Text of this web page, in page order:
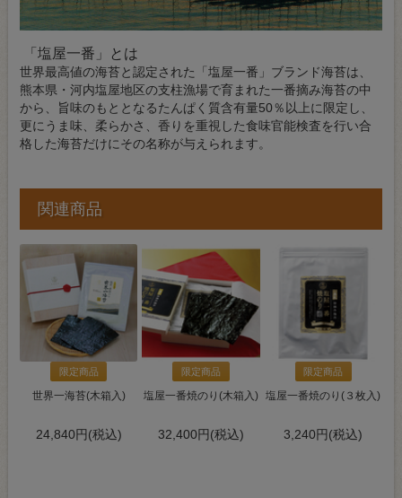
「塩屋一番」とは
世界最高値の海苔と認定された「塩屋一番」ブランド海苔は、
熊本県・河内塩屋地区の支柱漁場で育まれた一番摘み海苔の中
から、旨味のもととなるたんぱく質含有量50％以上に限定し、
更にうま味、柔らかさ、香りを重視した食味官能検査を行い合
格した海苔だけにその名称が与えられます。
関連商品
限定商品
世界一海苔(木箱入)
24,840円(税込)
限定商品
塩屋一番焼のり(木箱入)
32,400円(税込)
限定商品
塩屋一番焼のり(３枚入)
3,240円(税込)